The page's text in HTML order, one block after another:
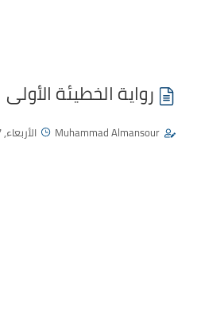
رواية الخطيئة الأولى
Muhammad Almansour الأربعاء, 27 أبريل 2022 - 02:13 م